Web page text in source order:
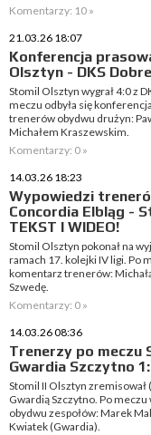
Komentarzy: 10 »
21.03.26 18:07
Konferencja
Olsztyn - DKS
Stomil Olsztyn wygrał 4:0 z
meczu odbyła się
trenerów obydwu drużyn:
Michałem Kraszewskim.
Komentarzy: 0 »
14.03.26 18:23
Wypowiedzi
Concordia Elbląg -
TEKST I WIDEO!
Stomil Olsztyn pokonał na
ramach 17. kolejki IV ligi. Po
komentarz trenerów:
Szwedę.
Komentarzy: 0 »
14.03.26 08:36
Trenerzy po meczu
Gwardia Szczytno
Stomil II Olsztyn zremisował
Gwardią Szczytno. Po
obydwu zespołów: Marek
Kwiatek (Gwardia).